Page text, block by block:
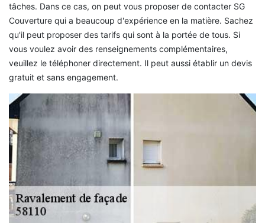
tâches. Dans ce cas, on peut vous proposer de contacter SG
Couverture qui a beaucoup d'expérience en la matière. Sachez
qu'il peut proposer des tarifs qui sont à la portée de tous. Si
vous voulez avoir des renseignements complémentaires,
veuillez le téléphoner directement. Il peut aussi établir un devis
gratuit et sans engagement.